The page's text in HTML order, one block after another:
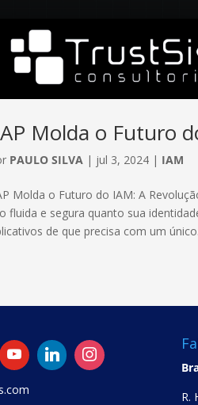
Molda o Futuro
PAULO SILVA | jul 3, 2024 | IAM
Molda o Futuro do IAM: A
fluida e segura quanto sua
de que precisa com um
R.